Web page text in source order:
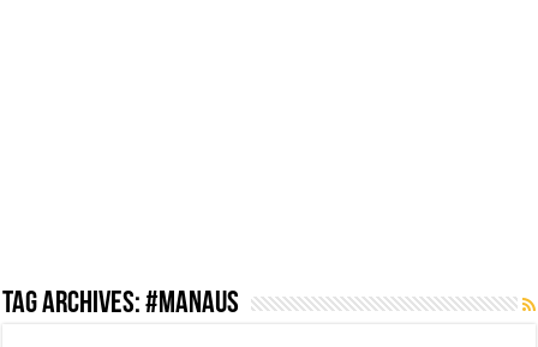
Tag Archives:#MANAUS